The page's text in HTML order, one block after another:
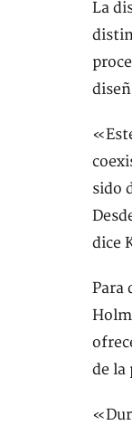
La
sido
dice
Para
de la